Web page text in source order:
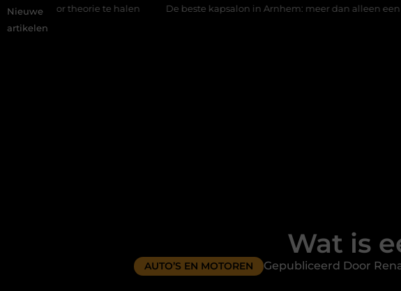
Nieuwe
artikelen
te halen De beste kapsalon in Arnhem: meer dan alleen een knipbeurt
Wat is
AUTO’S EN MOTOREN Gepubliceerd Door